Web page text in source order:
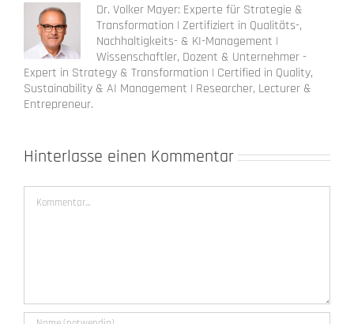
Dr. Volker Mayer: Experte für Strategie &
Transformation | Zertifiziert in Qualitäts-,
Nachhaltigkeits- & KI-Management |
Wissenschaftler, Dozent & Unternehmer -
Expert in Strategy & Transformation | Certified in Quality,
Sustainability & AI Management | Researcher, Lecturer &
Entrepreneur.
Hinterlasse einen Kommentar